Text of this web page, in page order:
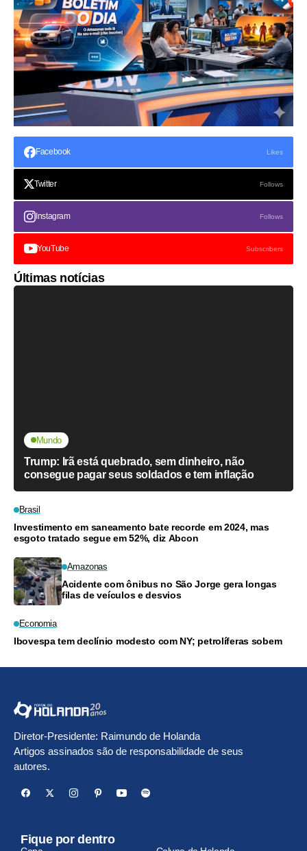
Facebook Likes
Twitter Follows
Instagram Follows
YouTube Subscribers
Últimas notícias
Mundo
Trump: Irã está quebrado, sem dinheiro, não
consegue pagar seus soldados e tem inflação
Brasil
Investimento em saneamento bate recorde em 2024, mas
esgoto tratado segue em 52%, diz Abcon
Amazonas
Acidente com ônibus no São Jorge gera longas
filas de veículos e desvios
Economia
Ibovespa tem declínio modesto com NY; petrolíferas sobem
Diretor-Presidente: Raimundo de Holanda
Artigos assinados são de responsabilidade de seus
autores.
Fique por dentro